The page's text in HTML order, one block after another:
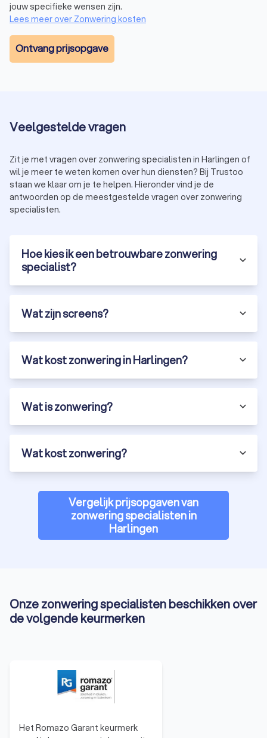
jouw specifieke wensen zijn.
Lees meer over Zonwering kosten
Ontvang prijsopgave
Veelgestelde vragen
Zit je met vragen over zonwering specialisten in Harlingen of
wil je meer te weten komen over hun diensten? Bij Trustoo
staan we klaar om je te helpen. Hieronder vind je de
antwoorden op de meestgestelde vragen over zonwering
specialisten.
Hoe kies ik een betrouwbare zonwering
specialist?
Wat zijn screens?
Wat kost zonwering in Harlingen?
Wat is zonwering?
Wat kost zonwering?
Vergelijk prijsopgaven van
zonwering specialisten in
Harlingen
Onze zonwering specialisten beschikken over
de volgende keurmerken
Het Romazo Garant keurmerk